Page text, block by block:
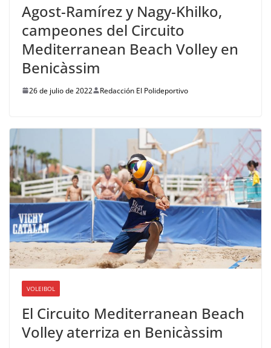
Agost-Ramírez y Nagy-Khilko,
campeones del Circuito
Mediterranean Beach Volley en
Benicàssim
26 de julio de 2022 Redacción El Polideportivo
VOLEIBOL
El Circuito Mediterranean Beach
Volley aterriza en Benicàssim